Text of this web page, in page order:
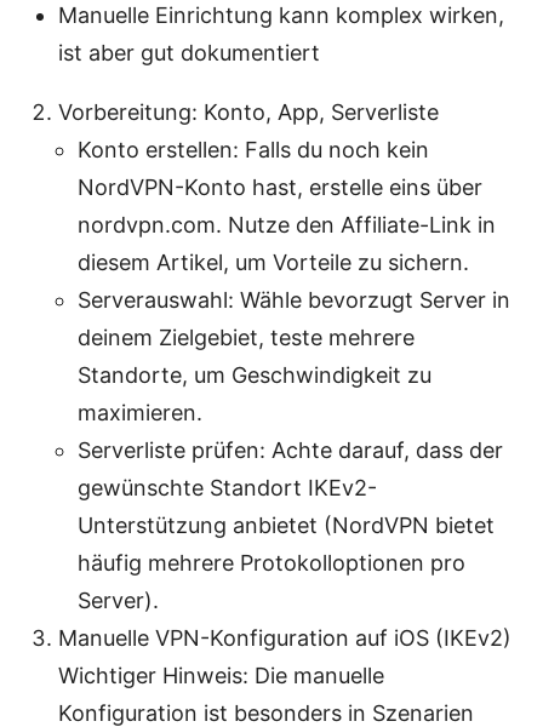
Manuelle Einrichtung kann komplex wirken,
ist aber gut dokumentiert
Vorbereitung: Konto, App, Serverliste
Konto erstellen: Falls du noch kein
NordVPN-Konto hast, erstelle eins über
nordvpn.com. Nutze den Affiliate-Link in
diesem Artikel, um Vorteile zu sichern.
Serverauswahl: Wähle bevorzugt Server in
deinem Zielgebiet, teste mehrere
Standorte, um Geschwindigkeit zu
maximieren.
Serverliste prüfen: Achte darauf, dass der
gewünschte Standort IKEv2-
Unterstützung anbietet (NordVPN bietet
häufig mehrere Protokolloptionen pro
Server).
Manuelle VPN-Konfiguration auf iOS (IKEv2)
Wichtiger Hinweis: Die manuelle
Konfiguration ist besonders in Szenarien